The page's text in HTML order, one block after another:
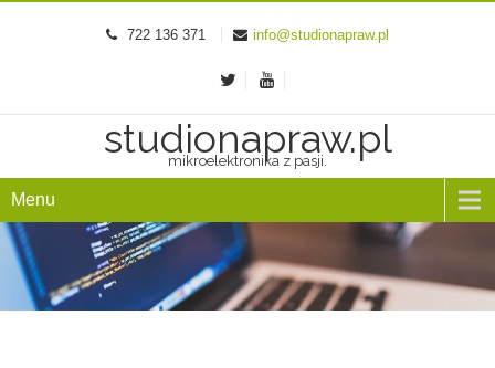
722 136 371 info@studionapraw.pl
studionapraw.pl
mikroelektronika z pasji.
Menu